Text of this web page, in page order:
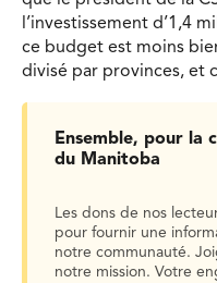
l’investissement d’1,4
ce budget est moins
divisé par provinces, et
Ensemble, pour la
du Manitoba
Les dons de nos
pour fournir une
notre communauté.
notre mission. Votre